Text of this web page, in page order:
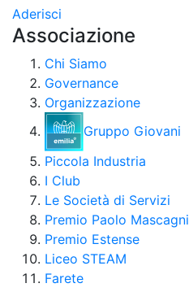
Aderisci
Associazione
Chi Siamo
Governance
Organizzazione
Gruppo Giovani
Piccola Industria
I Club
Le Società di Servizi
Premio Paolo Mascagni
Premio Estense
Liceo STEAM
Farete